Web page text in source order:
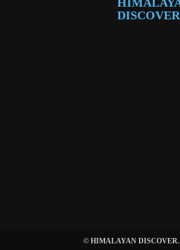
© HIMALAYAN DISCOVER.